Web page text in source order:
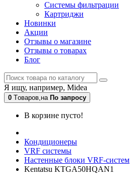
Системы фильтрации
Картриджи
Новинки
Акции
Отзывы о магазине
Отзывы о товарах
Блог
Я ищу, например, Midea
0 Tоваров,на По запросу
В корзине пусто!
Кондиционеры
VRF системы
Настенные блоки VRF-систем
Kentatsu KTGA50HQAN1